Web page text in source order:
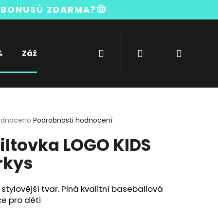
ZDARMA?🤠
Zážitky Bambusová kolekcePřihlášení
košík
Podrobnosti hodnocení
LOGO KIDS
stylovější tvar. Plná kvalitní baseballová
pro děti